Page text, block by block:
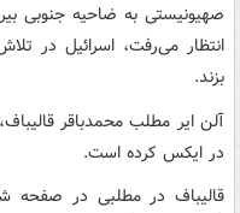
صهیونیستی به ضاحیه جنوبی
انتظار می‌رفت، اسرائیل در
بزند.
آلن ایر مطلب محمدباقر
در ایکس کرده است.
قالیباف در مطلبی در